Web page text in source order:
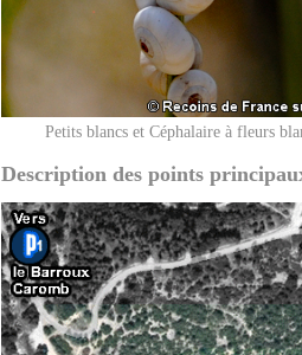
Petits blancs et Céphalaire à fleurs
Description des points